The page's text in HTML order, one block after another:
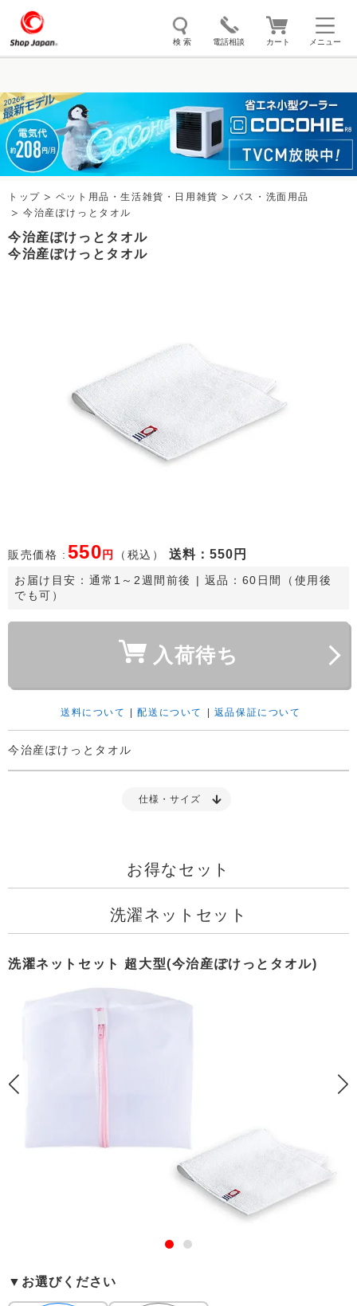
メニュー
検 索 電話相談 カート
トゥルースリーパー ここひえ 枕
掃除機 クッキングプロ 補聴器 マイキュット
エアコン オーラルスマイル
トップ ペット用品・生活雑貨・日用雑貨
バス・洗面用品
今治産ぽけっとタオル
今治産ぽけっとタオル
今治産ぽけっとタオル
販売価格 : 550 円 （税込） 送料 ：550円
お届け目安： 通常1～2週間前後
| 返品：60日間（使用後
でも可）
入荷待ち
送料について |配送について 返品保証について
今治産ぽけっとタオル
仕様・サイズ
お得なセット
洗濯ネットセット
洗濯ネットセット 超大型(今治産ぽけっとタオル)
▼お選びください